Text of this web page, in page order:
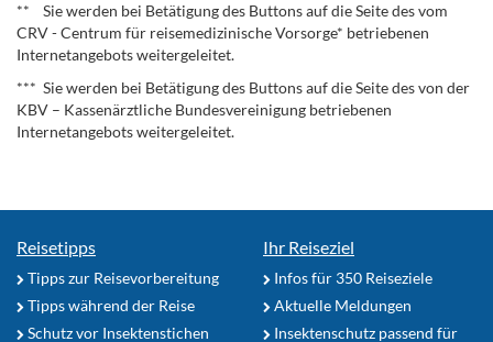
** Sie werden bei Betätigung des Buttons auf die Seite des vom
CRV - Centrum für reisemedizinische Vorsorge* betriebenen
Internetangebots weitergeleitet.
*** Sie werden bei Betätigung des Buttons auf die Seite des von der
KBV – Kassenärztliche Bundesvereinigung betriebenen
Internetangebots weitergeleitet.
Reisetipps
Tipps zur Reisevorbereitung
Tipps während der Reise
Schutz vor Insektenstichen
Ihr Reiseziel
Infos für 350 Reiseziele
Aktuelle Meldungen
Insektenschutz passend für